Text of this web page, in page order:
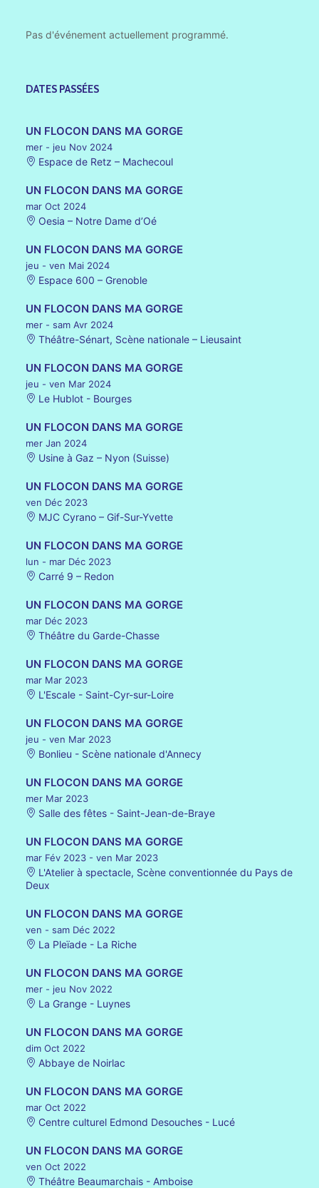
Pas d'événement actuellement programmé.
DATES PASSÉES
UN FLOCON DANS MA GORGE
mer - jeu Nov 2024
Espace de Retz – Machecoul
UN FLOCON DANS MA GORGE
mar Oct 2024
Oesia – Notre Dame d’Oé
UN FLOCON DANS MA GORGE
jeu - ven Mai 2024
Espace 600 – Grenoble
UN FLOCON DANS MA GORGE
mer - sam Avr 2024
Théâtre-Sénart, Scène nationale – Lieusaint
UN FLOCON DANS MA GORGE
jeu - ven Mar 2024
Le Hublot - Bourges
UN FLOCON DANS MA GORGE
mer Jan 2024
Usine à Gaz – Nyon (Suisse)
UN FLOCON DANS MA GORGE
ven Déc 2023
MJC Cyrano – Gif-Sur-Yvette
UN FLOCON DANS MA GORGE
lun - mar Déc 2023
Carré 9 – Redon
UN FLOCON DANS MA GORGE
mar Déc 2023
Théâtre du Garde-Chasse
UN FLOCON DANS MA GORGE
mar Mar 2023
L'Escale - Saint-Cyr-sur-Loire
UN FLOCON DANS MA GORGE
jeu - ven Mar 2023
Bonlieu - Scène nationale d'Annecy
UN FLOCON DANS MA GORGE
mer Mar 2023
Salle des fêtes - Saint-Jean-de-Braye
UN FLOCON DANS MA GORGE
mar Fév 2023 - ven Mar 2023
L'Atelier à spectacle, Scène conventionnée du Pays de
Deux
UN FLOCON DANS MA GORGE
ven - sam Déc 2022
La Pleïade - La Riche
UN FLOCON DANS MA GORGE
mer - jeu Nov 2022
La Grange - Luynes
UN FLOCON DANS MA GORGE
dim Oct 2022
Abbaye de Noirlac
UN FLOCON DANS MA GORGE
mar Oct 2022
Centre culturel Edmond Desouches - Lucé
UN FLOCON DANS MA GORGE
ven Oct 2022
Théâtre Beaumarchais - Amboise